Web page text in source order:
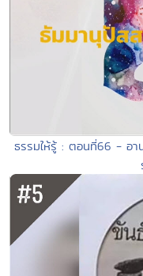
ธรรมให้รู้ : ตอนที่66 - อา